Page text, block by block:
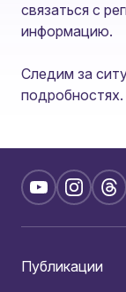
связаться с
информацию.
Следим за
подробностях.
Публикации